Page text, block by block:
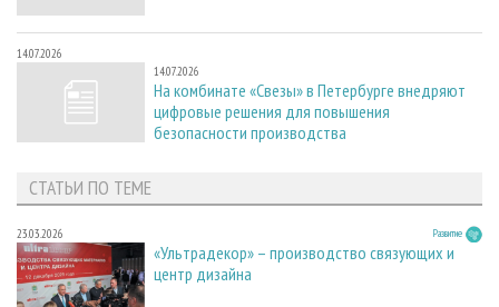
14.07.2026
14.07.2026
На комбинате «Свезы» в Петербурге внедряют
цифровые решения для повышения
безопасности производства
СТАТЬИ ПО ТЕМЕ
23.03.2026 Развитие
«Ультрадекор» – производство связующих и
центр дизайна